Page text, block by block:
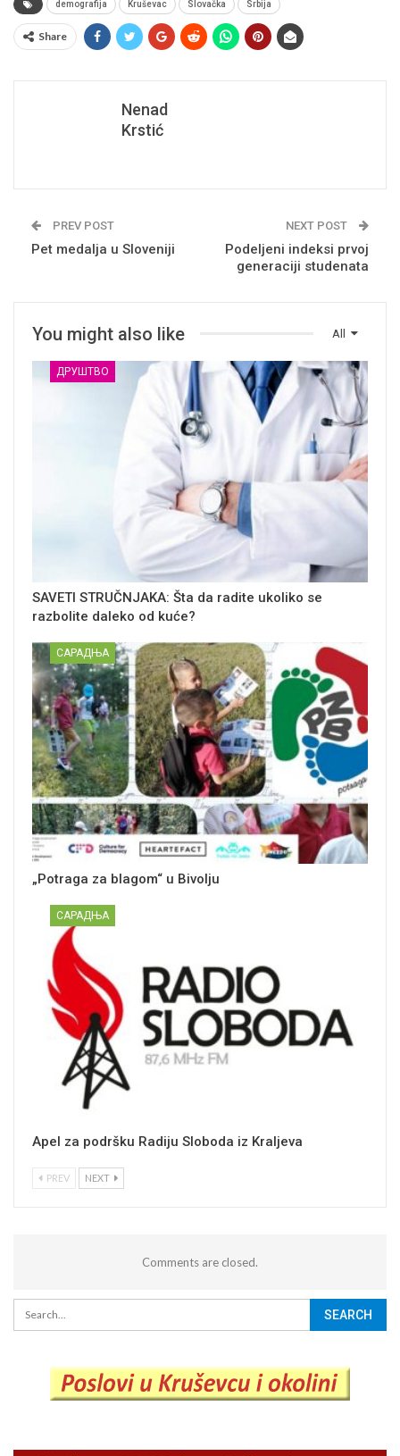
demografija Kruševac Slovačka Srbija
Share
Nenad
Krstić
PREV POST
Pet medalja u Sloveniji
NEXT POST
Podeljeni indeksi prvoj
generaciji studenata
All
You might also like
ДРУШТВО
SAVETI STRUČNJAKA: Šta da radite ukoliko se
razbolite daleko od kuće?
САРАДЊА
„Potraga za blagom“ u Bivolju
САРАДЊА
Apel za podršku Radiju Sloboda iz Kraljeva
PREV NEXT
Comments are closed.